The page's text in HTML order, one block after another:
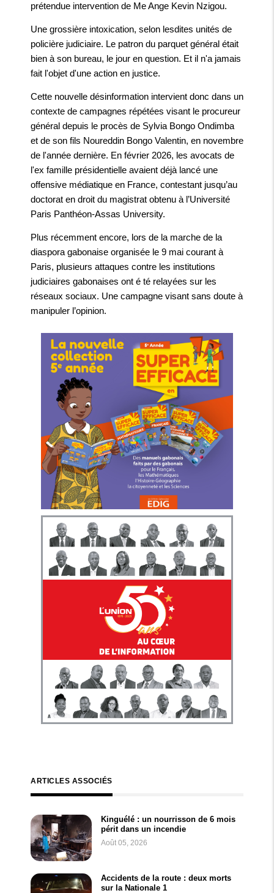
prétendue intervention de Me Ange Kevin Nzigou.
Une grossière intoxication, selon lesdites unités de
policière judiciaire. Le patron du parquet général était
bien à son bureau, le jour en question. Et il n'a jamais
fait l'objet d'une action en justice.
Cette nouvelle désinformation intervient donc dans un
contexte de campagnes répétées visant le procureur
général depuis le procès de Sylvia Bongo Ondimba
et de son fils Noureddin Bongo Valentin, en novembre
de l'année dernière. En février 2026, les avocats de
l'ex famille présidentielle avaient déjà lancé une
offensive médiatique en France, contestant jusqu’au
doctorat en droit du magistrat obtenu à l’Université
Paris Panthéon-Assas University.
Plus récemment encore, lors de la marche de la
diaspora gabonaise organisée le 9 mai courant à
Paris, plusieurs attaques contre les institutions
judiciaires gabonaises ont é té relayées sur les
réseaux sociaux. Une campagne visant sans doute à
manipuler l’opinion.
ARTICLES ASSOCIÉS
Kinguélé : un nourrisson de 6 mois
périt dans un incendie
Août 05, 2026
Accidents de la route : deux morts
sur la Nationale 1